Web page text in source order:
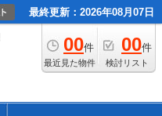
最終更新：2026年08月07日
00件
最近見た物件
00件
検討リスト